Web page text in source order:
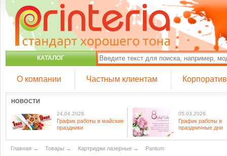
КАТАЛОГ
О компании Частным клиентам
НОВОСТИ
24.04.2026
График работы в майские
праздники
05.03.2026
График работы в
праздничные дни
Главная → Товары → Картриджи лазерные → Pantum